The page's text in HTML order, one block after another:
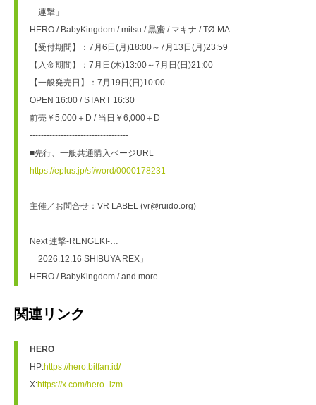
「連撃」
HERO / BabyKingdom / mitsu / 黒蜜 / マキナ / TØ-MA
【受付期間】：7月6日(月)18:00～7月13日(月)23:59
【入金期間】：7月日(木)13:00～7月日(日)21:00
【一般発売日】：7月19日(日)10:00
OPEN 16:00 / START 16:30
前売￥5,000＋D / 当日￥6,000＋D
-----------------------------------
■先行、一般共通購入ページURL
https://eplus.jp/sf/word/0000178231
主催／お問合せ：VR LABEL (vr@ruido.org)
Next 連撃-RENGEKI-…
「2026.12.16 SHIBUYA REX」
HERO / BabyKingdom / and more…
関連リンク
HERO
HP:https://hero.bitfan.id/
X:https://x.com/hero_izm